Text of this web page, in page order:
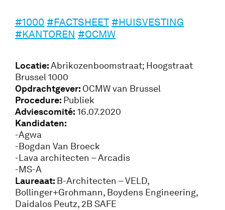
#1000 #FACTSHEET #HUISVESTING
#KANTOREN #OCMW
Locatie:Abrikozenboomstraat; Hoogstraat
Brussel 1000
Opdrachtgever: OCMW van Brussel
Procedure: Publiek
Adviescomité: 16.07.2020
Kandidaten:
-Agwa
-Bogdan Van Broeck
-Lava architecten – Arcadis
-MS-A
Laureaat: B-Architecten – VELD,
Bollinger+Grohmann, Boydens Engineering,
Daidalos Peutz, 2B SAFE